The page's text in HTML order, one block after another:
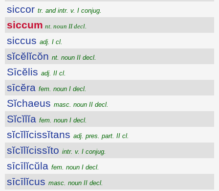
siccor tr. and intr. v. I conjug.
siccum nt. noun II decl.
siccus adj. I cl.
sĭcĕlĭcŏn nt. noun II decl.
Sīcĕlis adj. II cl.
sīcĕra fem. noun I decl.
Sĭchaeus masc. noun II decl.
Sĭcĭlĭa fem. noun I decl.
sĭcĭlĭcissĭtans adj. pres. part. II cl.
sĭcĭlĭcissĭto intr. v. I conjug.
sīcīlĭcŭla fem. noun I decl.
sīcīlĭcus masc. noun II decl.